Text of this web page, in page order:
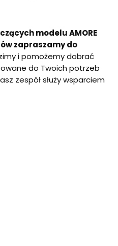
modelu AMORE
zapraszamy do
i pomożemy dobrać
do Twoich potrzeb
zespół służy wsparciem